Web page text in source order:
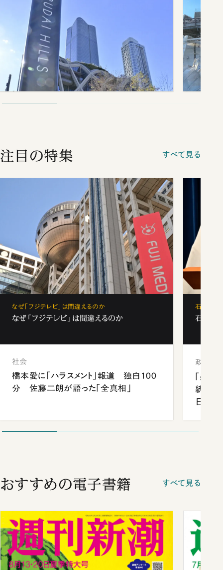
注目の特集 すべて見る
なぜ「フジテレビ」は間違えるのか
なぜ「フジテレビ」は間違えるのか
社会
橋本愛に「ハラスメント」報道 独白100
分 佐藤二朗が語った「全真相」
石破茂、
石破茂
政治
「楽し
統領と
日米
おすすめの電子書籍 すべて見る